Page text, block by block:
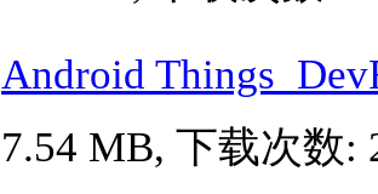
Android
7.54 MB, 下载次数: